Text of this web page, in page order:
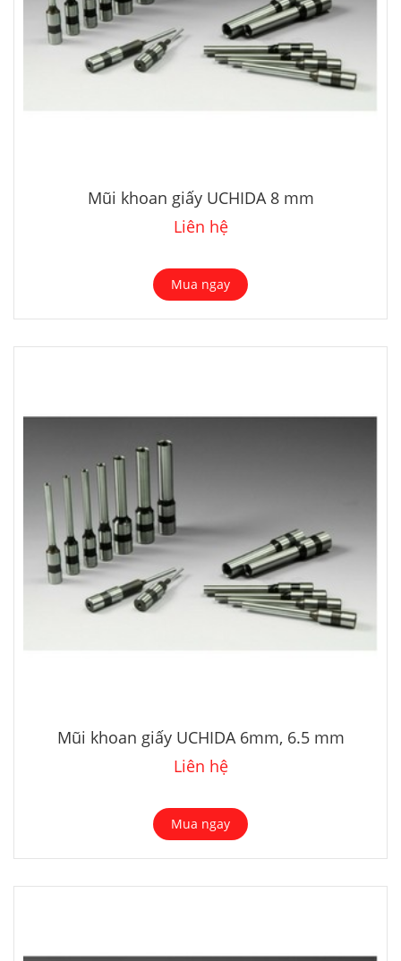
Mũi khoan giấy UCHIDA 8 mm
Liên hệ
Mua ngay
Mũi khoan giấy UCHIDA 6mm, 6.5 mm
Liên hệ
Mua ngay